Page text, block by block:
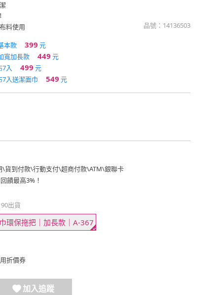
料使用
品號： 14136503
本款 399 元
寬加長款
449 元
7入
499 元
入送潔面巾
549 元
\貨到付款\行動支付\超商付款\ATM\銀聯卡
饋最高3%！
出貨
環保拖把｜加長款｜A-367
折價券
加入追蹤